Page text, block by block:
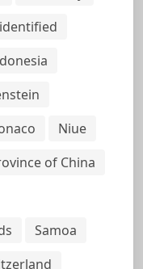
Niue
of China
Samoa